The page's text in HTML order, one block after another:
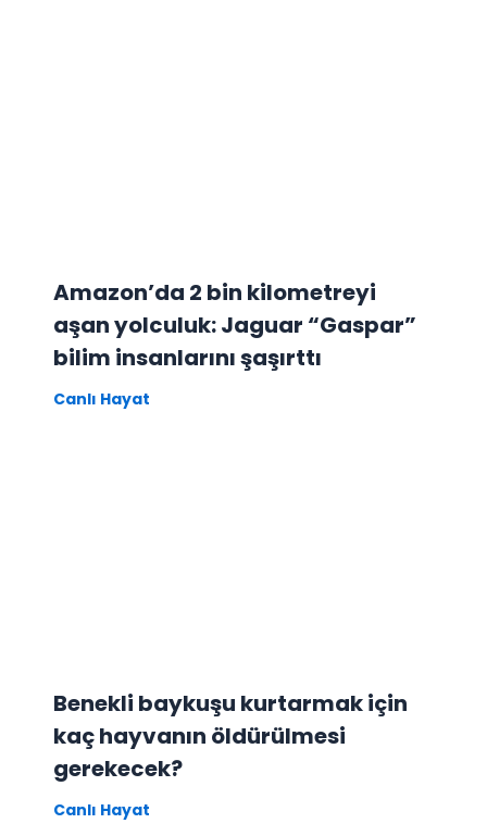
Amazon’da 2 bin kilometreyi
aşan yolculuk: Jaguar “Gaspar”
bilim insanlarını şaşırttı
Canlı Hayat
Benekli baykuşu kurtarmak için
kaç hayvanın öldürülmesi
gerekecek?
Canlı Hayat